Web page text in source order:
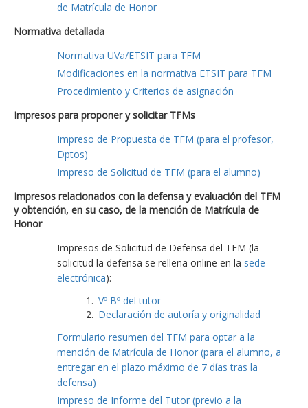
de Matrícula de Honor
Normativa detallada
Normativa UVa/ETSIT para TFM
Modificaciones en la normativa ETSIT para TFM
Procedimiento y Criterios de asignación
Impresos para proponer y solicitar TFMs
Impreso de Propuesta de TFM (para el profesor,
Dptos)
Impreso de Solicitud de TFM (para el alumno)
Impresos relacionados con la defensa y evaluación del TFM
y obtención, en su caso, de la mención de Matrícula de
Honor
Impresos de Solicitud de Defensa del TFM (la
solicitud la defensa se rellena online en la sede
electrónica):
Vº Bº del tutor
Declaración de autoría y originalidad
Formulario resumen del TFM para optar a la
mención de Matrícula de Honor (para el alumno, a
entregar en el plazo máximo de 7 días tras la
defensa)
Impreso de Informe del Tutor (previo a la